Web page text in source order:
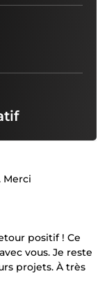
Merci
positif ! Ce
vous. Je reste
projets. À très